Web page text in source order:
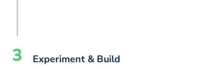
3 Experiment & Build